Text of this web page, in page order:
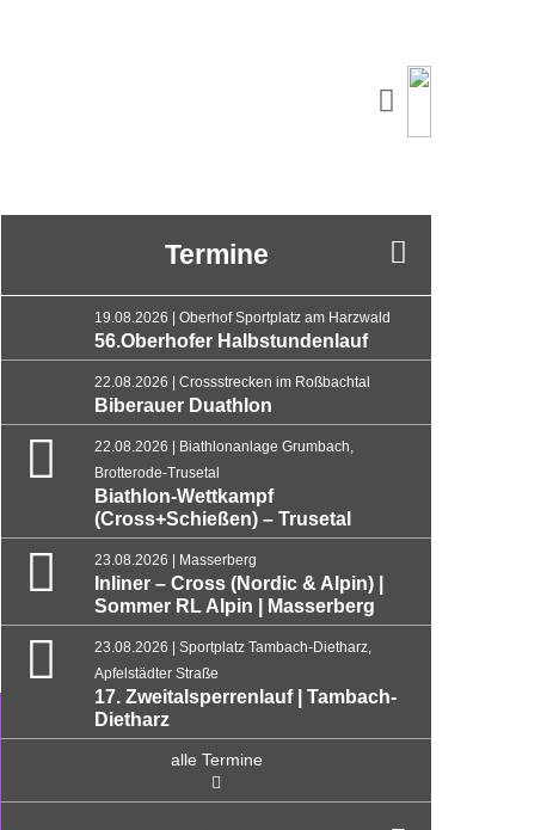
Termine
19.08.2026 | Oberhof Sportplatz am Harzwald
56.Oberhofer Halbstundenlauf
22.08.2026 | Crossstrecken im Roßbachtal
Biberauer Duathlon
22.08.2026 | Biathlonanlage Grumbach,
Brotterode-Trusetal
Biathlon-Wettkampf
(Cross+Schießen) – Trusetal
23.08.2026 | Masserberg
Inliner – Cross (Nordic & Alpin) |
Sommer RL Alpin | Masserberg
23.08.2026 | Sportplatz Tambach-Dietharz,
Apfelstädter Straße
17. Zweitalsperrenlauf | Tambach-
Dietharz
alle Termine